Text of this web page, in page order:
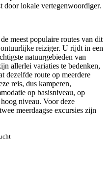
door lokale vertegenwoordiger.
meest populaire routes van dit
reiziger. U rijdt in een
natuurgebieden van
allerlei variaties te bedenken,
dezelfde route op meerdere
reis, dus kamperen,
op basisniveau, op
niveau. Voor deze
meerdaagse excursies zijn